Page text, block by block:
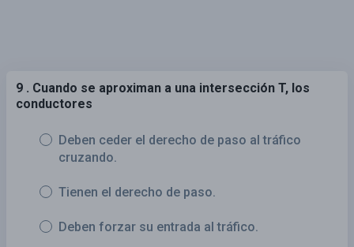
9 . Cuando se aproximan a una intersección T, los
conductores
Deben ceder el derecho de paso al tráfico
cruzando.
Tienen el derecho de paso.
Deben forzar su entrada al tráfico.